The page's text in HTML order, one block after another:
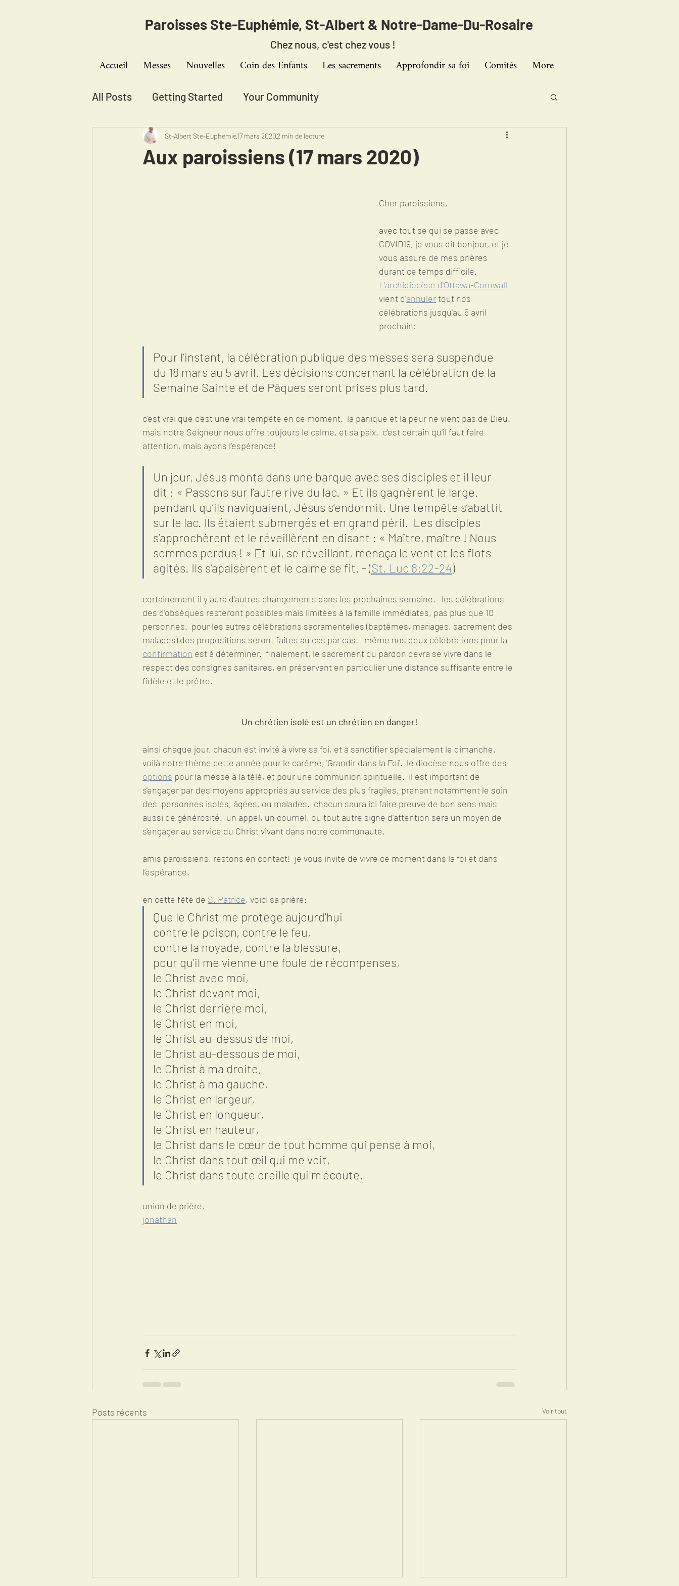
Chez nous, c'est chez vous !
Paroisses Ste-Euphémie, St-Albert & Notre-Dame-Du-Rosaire
Accueil Messes Nouvelles Coin des Enfants Les sacrements Approfondir sa foi Comités More
All Posts Getting Started Your Community
Aux paroissiens (17 mars 2020)
St-Albert Ste-Euphemie17 mars 20202 min de lecture
Cher paroissiens,
avec tout se qui se passe avec
COVID19, je vous dit bonjour, et je
vous assure de mes prières
durant ce temps difficile.
L'archidiocèse d'Ottawa-Cornwall
vient d'annuler tout nos
célébrations jusqu'au 5 avril
prochain:
Pour l’instant, la célébration publique des messes sera suspendue
du 18 mars au 5 avril. Les décisions concernant la célébration de la
Semaine Sainte et de Pâques seront prises plus tard.
c'est vrai que c'est une vrai tempête en ce moment.  la panique et la peur ne vient pas de Dieu.
mais notre Seigneur nous offre toujours le calme, et sa paix.  c'est certain qu'il faut faire
attention, mais ayons l'espérance!
Un jour, Jésus monta dans une barque avec ses disciples et il leur
dit : « Passons sur l’autre rive du lac. » Et ils gagnèrent le large.
pendant qu’ils naviguaient, Jésus s’endormit. Une tempête s’abattit
sur le lac. Ils étaient submergés et en grand péril.  Les disciples
s’approchèrent et le réveillèrent en disant : « Maître, maître ! Nous
sommes perdus ! » Et lui, se réveillant, menaça le vent et les flots
agités. Ils s’apaisèrent et le calme se fit. - (St. Luc 8:22-24)
certainement il y aura d'autres changements dans les prochaines semaine.   les célébrations
des d'obsèques resteront possibles mais limitées à la famille immédiates, pas plus que 10
personnes.  pour les autres célébrations sacramentelles (baptêmes, mariages, sacrement des
malades) des propositions seront faites au cas par cas.   même nos deux célébrations pour la
confirmation est à déterminer.  finalement, le sacrement du pardon devra se vivre dans le
respect des consignes sanitaires, en préservant en particulier une distance suffisante entre le
fidèle et le prêtre.
Un chrétien isolé est un chrétien en danger!
ainsi chaque jour, chacun est invité à vivre sa foi, et à sanctifier spécialement le dimanche.
voilà notre thème cette année pour le carême, 'Grandir dans la Foi'.  le diocèse nous offre des
options pour la messe à la télé, et pour une communion spirituelle.  il est important de
s'engager par des moyens appropriés au service des plus fragiles, prenant notamment le soin
des  personnes isolés, âgées, ou malades.  chacun saura ici faire preuve de bon sens mais
aussi de générosité.  un appel, un courriel, ou tout autre signe d'attention sera un moyen de
s'engager au service du Christ vivant dans notre communauté.
amis paroissiens, restons en contact!  je vous invite de vivre ce moment dans la foi et dans
l’espérance.
en cette fête de S. Patrice, voici sa prière:
Que le Christ me protège aujourd'hui
contre le poison, contre le feu,
contre la noyade, contre la blessure,
pour qu'il me vienne une foule de récompenses,
le Christ avec moi,
le Christ devant moi,
le Christ derrière moi,
le Christ en moi,
le Christ au-dessus de moi,
le Christ au-dessous de moi,
le Christ à ma droite,
le Christ à ma gauche,
le Christ en largeur,
le Christ en longueur,
le Christ en hauteur,
le Christ dans le cœur de tout homme qui pense à moi,
le Christ dans tout œil qui me voit,
le Christ dans toute oreille qui m'écoute.
union de prière,
jonathan
Posts récents Voir tout